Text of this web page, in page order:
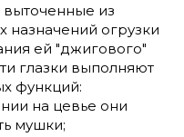
выточенные из
назначений огрузки
ей "джигового"
глазки выполняют
функций:
на цевье они
мушки;